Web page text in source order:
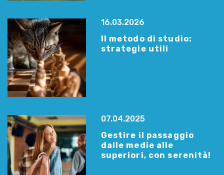
16.03.2026
Il metodo di studio:
strategie utili
07.04.2025
Gestire il passaggio
dalle medie alle
superiori, con serenità!